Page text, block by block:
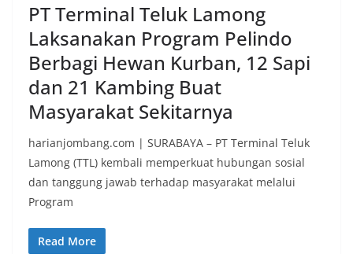
PT Terminal Teluk Lamong
Laksanakan Program Pelindo
Berbagi Hewan Kurban, 12 Sapi
dan 21 Kambing Buat
Masyarakat Sekitarnya
harianjombang.com | SURABAYA – PT Terminal Teluk
Lamong (TTL) kembali memperkuat hubungan sosial
dan tanggung jawab terhadap masyarakat melalui
Program
Read More